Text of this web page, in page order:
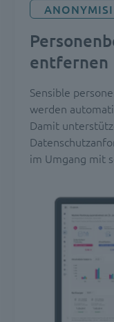
entfernen
Sensible
werden
Damit
im Umgang mit